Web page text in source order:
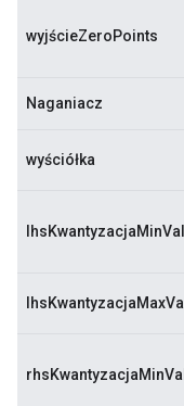
wyjścieZeroPoints
Naganiacz
wyściółka
lhsKwantyzacjaMinVal
lhsKwantyzacjaMaxVal
rhsKwantyzacjaMinVal